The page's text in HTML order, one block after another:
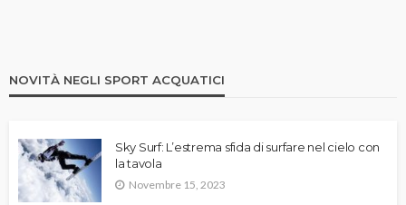
NOVITÀ NEGLI SPORT ACQUATICI
Sky Surf: L’estrema sfida di surfare nel cielo con
la tavola
Novembre 15, 2023